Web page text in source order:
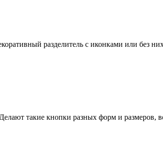
разделитель с иконками или без
такие кнопки разных форм и размеров,